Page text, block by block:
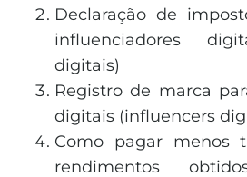
Declaração de
influenciadores
digitais)
Registro de marca
digitais (influencers
Como pagar menos
rendimentos